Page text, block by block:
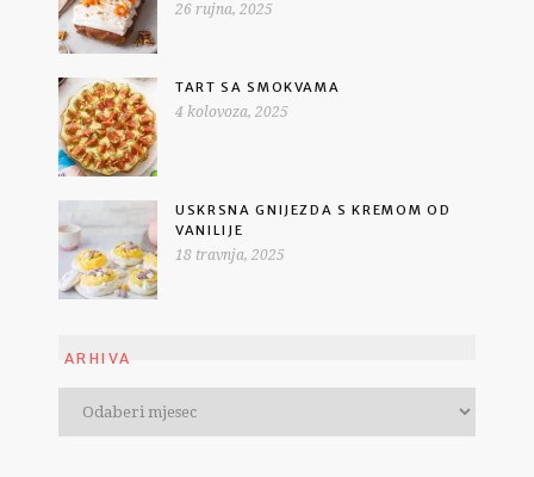
26 rujna, 2025
TART SA SMOKVAMA
4 kolovoza, 2025
USKRSNA GNIJEZDA S KREMOM OD
VANILIJE
18 travnja, 2025
ARHIVA